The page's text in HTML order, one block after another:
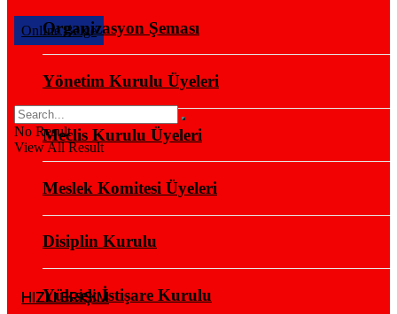
OnlIne Belge
No Result
View All Result
HIZLI ERİŞİM
Organizasyon Şeması
Yönetim Kurulu Üyeleri
Meclis Kurulu Üyeleri
Meslek Komitesi Üyeleri
Disiplin Kurulu
Yüksek İstişare Kurulu